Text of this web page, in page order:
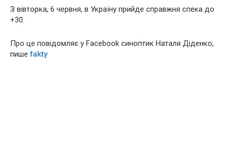
З вівторка, 6 червня, в Україну прийде справжня спека до
+30.
Про це повідомляє у Facebook синоптик Наталя Діденко,
пишеfakty